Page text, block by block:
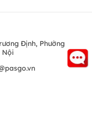
Định, Phường
Nội